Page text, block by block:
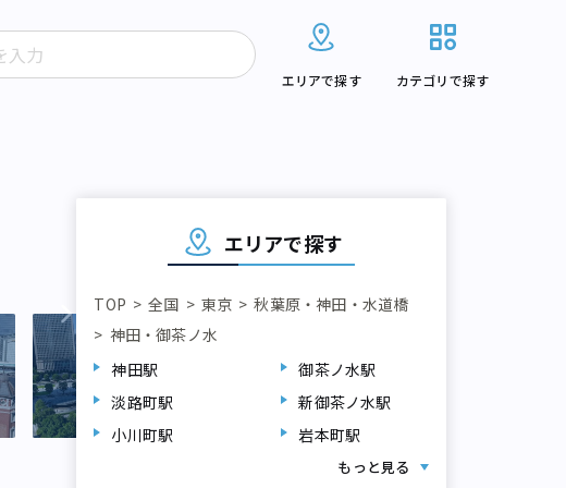
エリアで探す カテゴリで探す
小川町駅 岩本町駅
エリアで探す
TOP 全国 東京
秋葉原・神田・水道橋
神田・御茶ノ水
神田駅
御茶ノ水駅
淡路町駅
新御茶ノ水駅
小川町駅
岩本町駅
もっと見る